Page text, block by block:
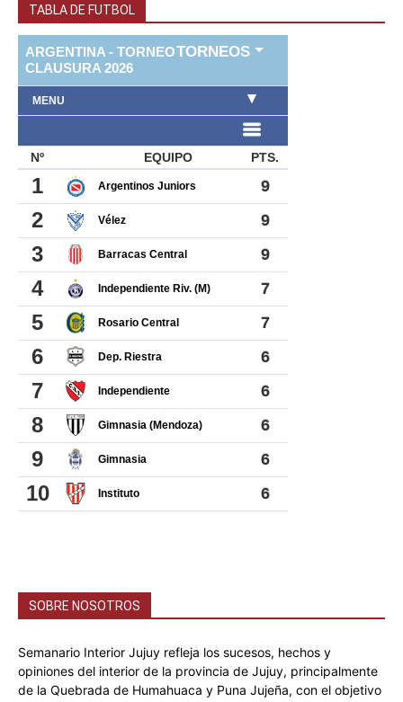
TABLA DE FUTBOL
SOBRE NOSOTROS
Semanario Interior Jujuy refleja los sucesos, hechos y
opiniones del interior de la provincia de Jujuy, principalmente
de la Quebrada de Humahuaca y Puna Jujeña, con el objetivo